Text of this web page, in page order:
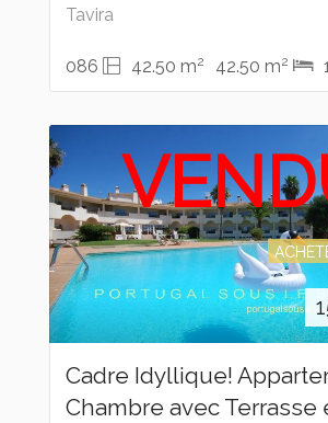
Tavira
086 42.50 m2 42.50 m2
Cadre Idyllique!
Chambre avec Terrasse